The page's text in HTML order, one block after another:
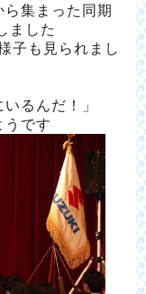
集まった同期
ました
子も見られまし
るんだ！」
うです